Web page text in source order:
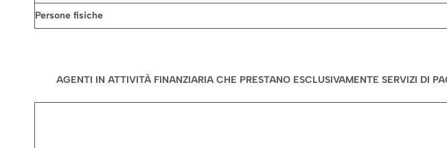
Persone fisiche
AGENTI IN ATTIVITÀ FINANZIARIA CHE PRESTANO ESCLUSIVAMENTE SERVIZI DI